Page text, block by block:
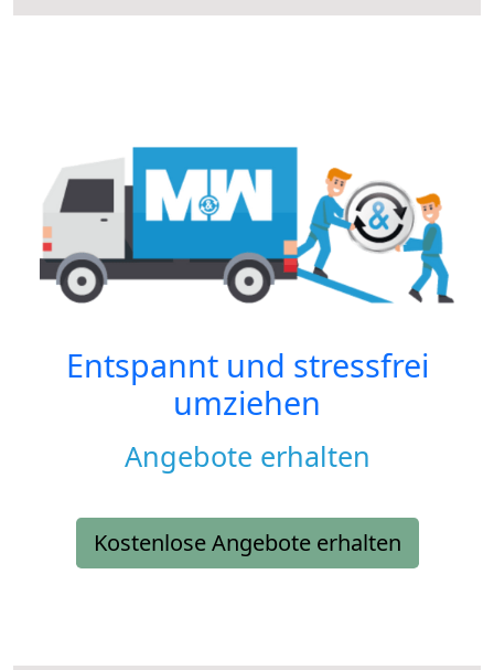
Entspannt und stressfrei
umziehen
Angebote erhalten
Kostenlose Angebote erhalten